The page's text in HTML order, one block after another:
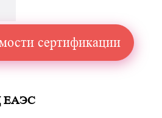
сертификации
ЕАЭС